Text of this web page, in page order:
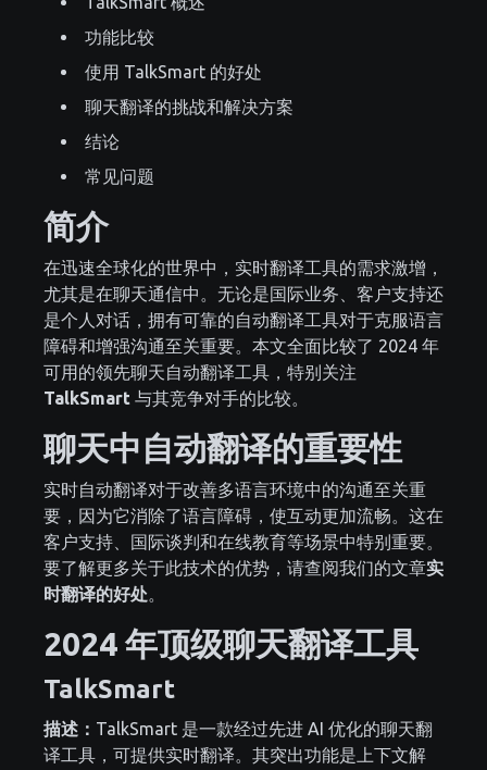
功能比较
使用 TalkSmart 的好处
聊天翻译的挑战和解决方案
结论
常见问题
简介
在迅速全球化的世界中，实时翻译工具的需求激增，
尤其是在聊天通信中。无论是国际业务、客户支持还
是个人对话，拥有可靠的自动翻译工具对于克服语言
障碍和增强沟通至关重要。本文全面比较了 2024 年
可用的领先聊天自动翻译工具，特别关注
TalkSmart 与其竞争对手的比较。
聊天中自动翻译的重要性
实时自动翻译对于改善多语言环境中的沟通至关重
要，因为它消除了语言障碍，使互动更加流畅。这在
客户支持、国际谈判和在线教育等场景中特别重要。
要了解更多关于此技术的优势，请查阅我们的文章实
时翻译的好处
2024 年顶级聊天翻译工具
TalkSmart
描述： TalkSmart 是一款经过先进 AI 优化的聊天翻
译工具，可提供实时翻译。其突出功能是上下文解